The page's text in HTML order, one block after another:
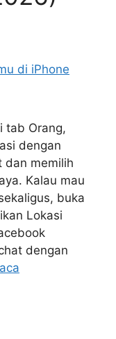
tab Orang,
dengan
dan memilih
Kalau mau
buka
Lokasi
dengan